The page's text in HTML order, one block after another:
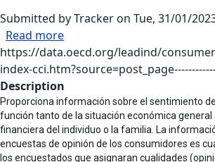
Submitted byTracker on Tue, 31/01/
Read moreabout OECD Consumer
https://data.oecd.org/leadind/
index-
Description
Proporciona información sobre el sentimiento
función tanto de la situación económica general
financiera del individuo o la familia. La
encuestas de opinión de los consumidores es
los encuestados que asignaran cualidades